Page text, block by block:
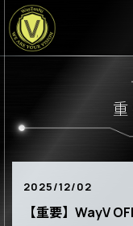
2025/12/02
【重要】WayV